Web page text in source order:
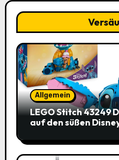
Allgemein
LEGO Stitch 43249
auf den süßen